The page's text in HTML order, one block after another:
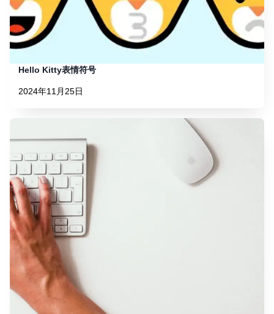
Hello Kitty表情符号
2024年11月25日